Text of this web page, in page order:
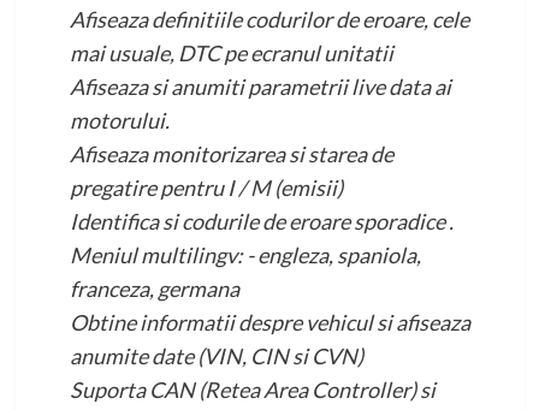
Afiseaza definitiile codurilor de eroare, cele
mai usuale, DTC pe ecranul unitatii
Afiseaza si anumiti parametrii live data ai
motorului.
Afiseaza monitorizarea si starea de
pregatire pentru I / M (emisii)
Identifica si codurile de eroare sporadice .
Meniul multilingv: - engleza, spaniola,
franceza, germana
Obtine informatii despre vehicul si afiseaza
anumite date (VIN, CIN si CVN)
Suporta CAN (Retea Area Controller) si